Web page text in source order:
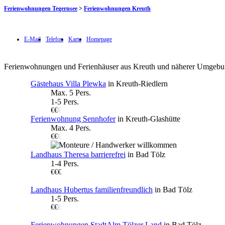
Ferienwohnungen Tegernsee > Ferienwohnungen Kreuth
E-Mail Telefon Karte Homepage
Ferienwohnungen und Ferienhäuser aus Kreuth und näherer
Gästehaus Villa Plewka in Kreuth-Riedlern
Max. 5 Pers.
1-5 Pers.
€€€
Ferienwohnung Sennhoferin Kreuth-Glashütte
Max. 4 Pers.
€€€
Landhaus Theresa barrierefrei in Bad Tölz
1-4 Pers.
€€€
Landhaus Hubertus familienfreundlich in Bad Tölz
1-5 Pers.
€€€